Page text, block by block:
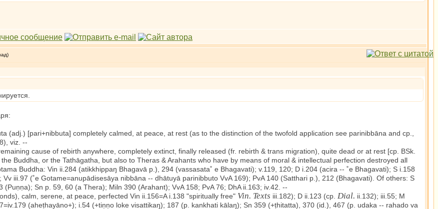
(adj.) [pari+nibbuta] completely calmed, at peace, at rest (as to the distinction of the twofold application see parinibbāna and cp.,
viz. --
cause of rebirth anywhere, completely extinct, finally released (fr. rebirth & trans migration), quite dead or at rest [cp. BSk.
Buddha, or the Tathāgatha, but also to Theras & Arahants who have by means of moral & intellectual perfection destroyed all
Buddha: Vin ii.284 (atikkhippaŋ Bhagavā p.), 294 (vassasata˚ e Bhagavati); v.119, 120; D i.204 (acira -- ˚e Bhagavati); S i.158
Vv iii.97 (˚e Gotame=anupādisesāya nibbāna -- dhātuyā parinibbuto VvA 169); PvA 140 (Satthari p.), 212 (Bhagavati). Of others: S
(Puṇṇa); Sn p. 59, 60 (a Thera); Miln 390 (Arahant); VvA 158; PvA 76; DhA ii.163; iv.42. --
calm, serene, at peace, perfected Vin ii.156=A i.138 "spiritually free" Vin. Texts iii.182); D ii.123 (cp. Dial. ii.132); iii.55; M
(aheṭhayāno+); i.54 (+tiṇṇo loke visattikaŋ); 187 (p. kankhati kālaŋ); Sn 359 (+ṭhitatta), 370 (id.), 467 (p. udaka -- rahado va